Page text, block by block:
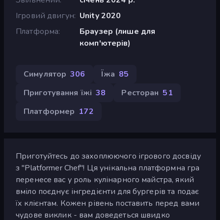
Ігровий двигун Unity 2020
Платформа
Браузер (лише для
комп'ютерів)
Симулятор 306 Їжа 85
Приготування їжі 38 Ресторан 51
Платформер 172
Приготуйтесь до захоплюючого ігрового досвіду
з "Platformer Chef"! Ця унікальна платформна гра
перенесе вас у роль кулінарного майстра, який
вміло поєднує інгредієнти для бургерів та подає
їх клієнтам. Кожен рівень поставить перед вами
чудове виклик - вам доведеться швидко